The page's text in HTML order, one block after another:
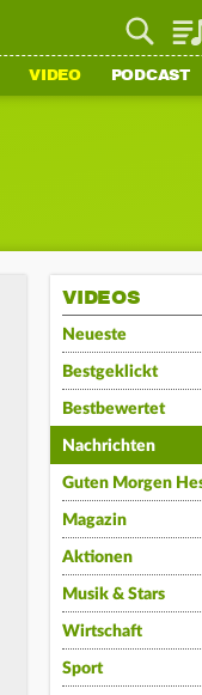
VIDEO PODCAST
VIDEOS
Neueste
Bestgeklickt
Bestbewertet
Nachrichten
Guten Morgen
Magazin
Aktionen
Musik & Stars
Wirtschaft
Sport